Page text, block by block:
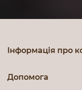
Інформація про
Допомога